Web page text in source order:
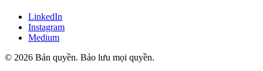
LinkedIn
Instagram
Medium
© 2026 Bản quyền. Bảo lưu mọi quyền.